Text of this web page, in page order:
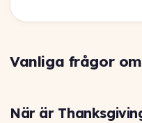
Vanliga frågor
När är